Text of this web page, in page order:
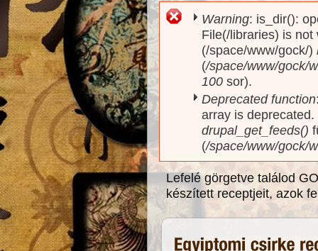
Hibaüzenet
Warning: is_dir():
File(/libraries) is
(/space/www/gock/)
(/space/www/gock/
100 sor).
Deprecated function
array is
drupal_get_feeds()
(/space/www/gock/
Lefelé görgetve találod
készített receptjeit, azok